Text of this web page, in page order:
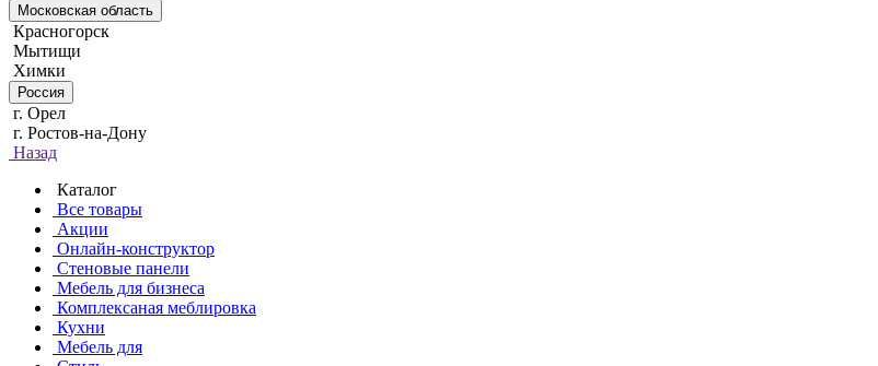
Московская область
Красногорск
Мытищи
Химки
Россия
г. Орел
г. Ростов-на-Дону
Назад
Каталог
Все товары
Акции
Онлайн-конструктор
Стеновые панели
Мебель для бизнеса
Комплексаная меблировка
Кухни
Мебель для